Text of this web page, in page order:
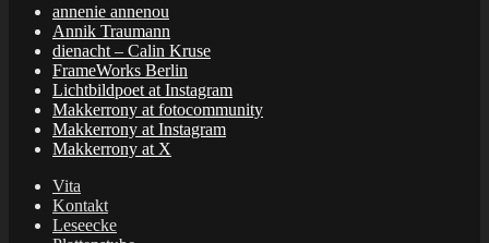
annenie annenou
Annik Traumann
dienacht – Calin Kruse
FrameWorks Berlin
Lichtbildpoet at Instagram
Makkerrony at fotocommunity
Makkerrony at Instagram
Makkerrony at X
Vita
Kontakt
Leseecke